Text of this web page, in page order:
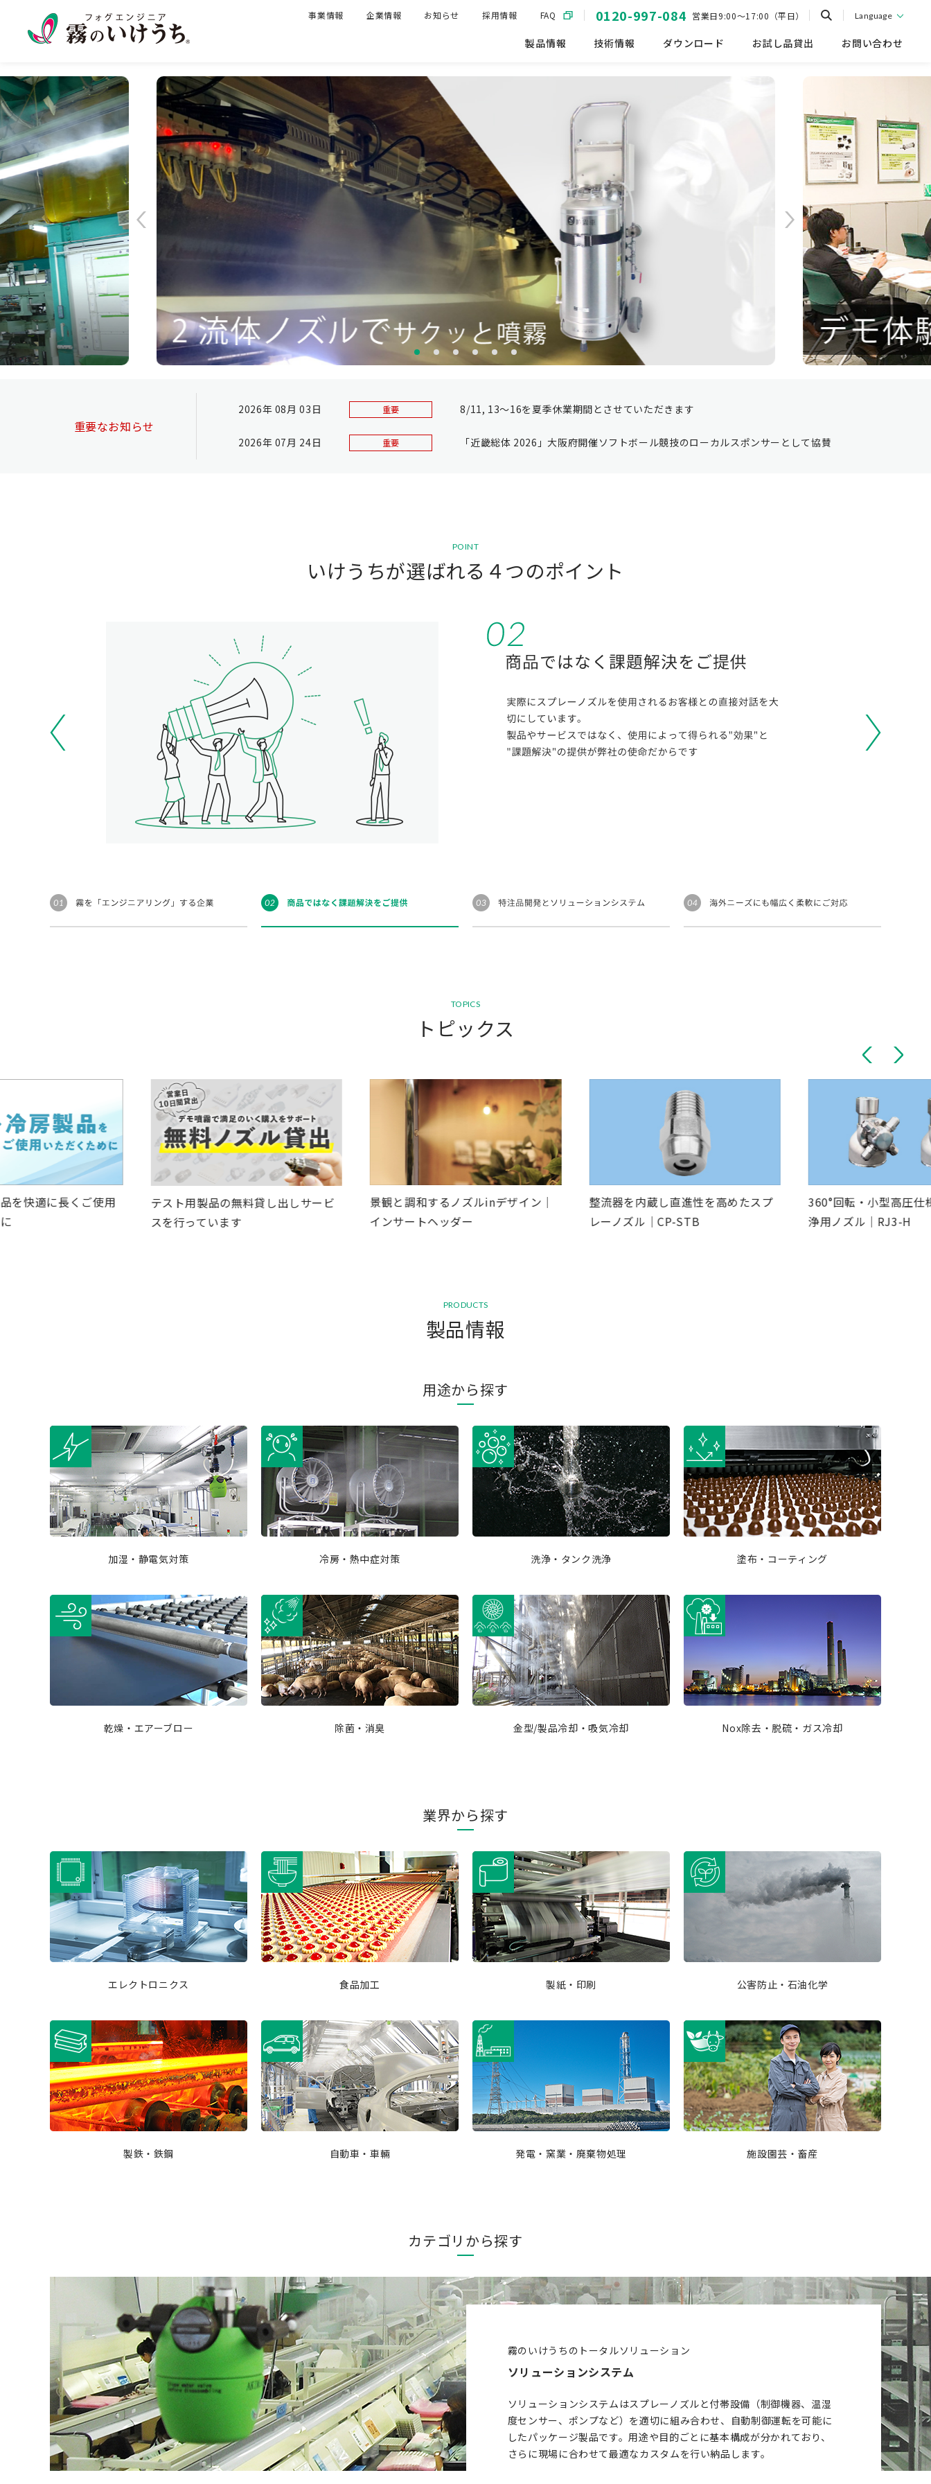
製品情報 技術情報 ダウンロード お試し品貸出 お問い合わせ
事業情報 企業情報 お知らせ 採用情報 FAQ 0120-997-084 営業日9:00～17:00（平日） Language
重要なお知らせ
2026年 08月 03日 重要 8/11, 13～16を夏季休業期間とさせていただきます
2026年 07月 24日 重要 「近畿総体 2026」大阪府開催ソフトボール競技のローカルスポンサーとして協賛
POINT
いけうちが選ばれる４つのポイント
TOPICS
トピックス
を快適に長くご使用
テスト用製品の無料貸し出しサービ
スを行っています
景観と調和するノズルinデザイン｜
インサートヘッダー
整流器を内蔵し直進性を高めたスプ
レーノズル｜CP-STB
360°回転・小型高圧仕
浄用ノズル｜RJ3-H
PRODUCTS
製品情報
用途から探す
加湿・静電気対策 冷房・熱中症対策 洗浄・タンク洗浄 塗布・コーティング
乾燥・エアーブロー 除菌・消臭 金型/製品冷却・吸気冷却 Nox除去・脱硫・ガス冷却
業界から探す
エレクトロニクス 食品加工 製紙・印刷 公害防止・石油化学
製鉄・鉄鋼 自動車・車輛 発電・窯業・廃棄物処理 施設園芸・畜産
カテゴリから探す
霧のいけうちのトータルソリューション
ソリューションシステム
ソリューションシステムはスプレーノズルと付帯設備（制御機器、温湿
度センサー、ポンプなど）を適切に組み合わせ、自動制御運転を可能に
したパッケージ製品です。用途や目的ごとに基本構成が分かれており、
さらに現場に合わせて最適なカスタムを行い納品します。